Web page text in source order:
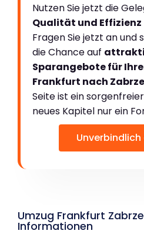
Nutzen Sie jetzt die
Qualität und Effizienz
Fragen Sie jetzt an und
die Chance auf
Sparangebote für
Frankfurt nach Zabrze
Seite ist ein
neues Kapitel nur ein
Umzug Frankfurt
Informationen